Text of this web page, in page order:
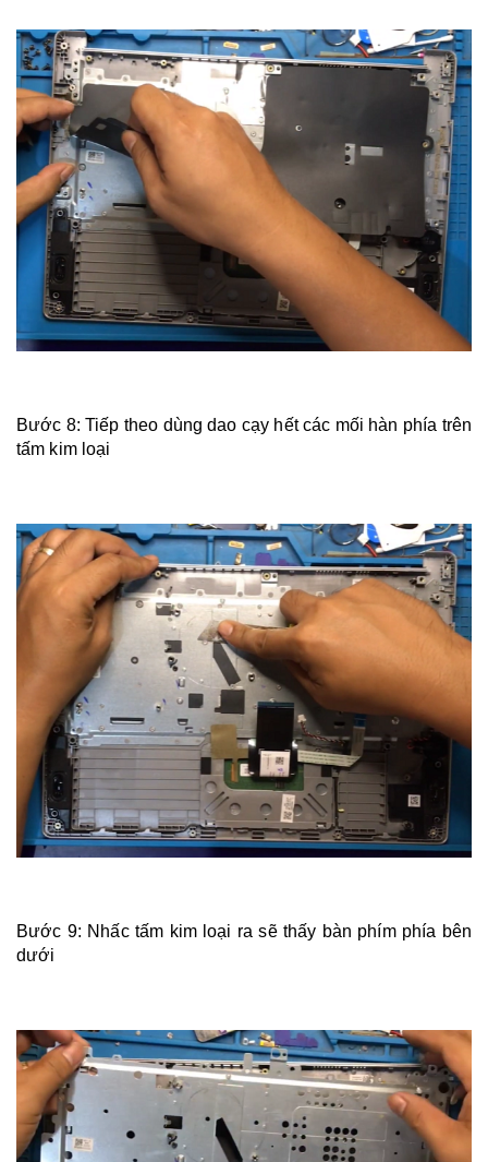
Bước 8: Tiếp theo dùng dao cạy hết các mối hàn phía trên
tấm kim loại
Bước 9: Nhấc tấm kim loại ra sẽ thấy bàn phím phía bên
dưới